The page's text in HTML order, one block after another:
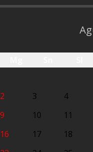
2
3 4
9
10 11
16
17 18